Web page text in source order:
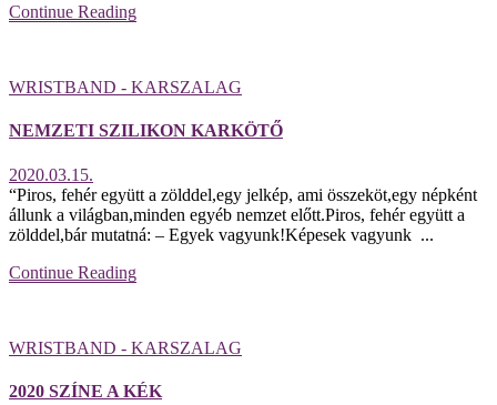
Continue Reading
WRISTBAND - KARSZALAG
NEMZETI SZILIKON KARKÖTŐ
2020.03.15.
“Piros, fehér együtt a zölddel,egy jelkép, ami összeköt,egy népként
állunk a világban,minden egyéb nemzet előtt.Piros, fehér együtt a
zölddel,bár mutatná: – Egyek vagyunk!Képesek vagyunk ...
Continue Reading
WRISTBAND - KARSZALAG
2020 SZÍNE A KÉK